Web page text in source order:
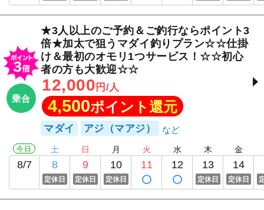
乗合
★3人以上のご予約＆ご釣行ならポイント3
倍★加太で狙うマダイ釣りプラン☆☆仕掛
け＆最初のオモリ1つサービス！☆☆初心
者の方も大歓迎☆☆
12,000 円/人
4,500ポイント還元
マダイ アジ（マアジ）
今日
8/7
土
8
定休日
日
9
定休日
月
10
定休日
火
11
水
12
木
13
定休日
金
14
定休日